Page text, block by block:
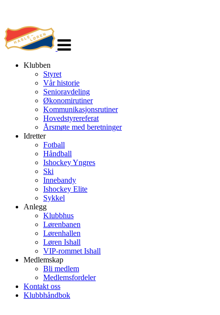
navigasjon
Klubben
Styret
Vår historie
Senioravdeling
Økonomirutiner
Kommunikasjonsrutiner
Hovedstyrereferat
Årsmøte med beretninger
Idretter
Fotball
Håndball
Ishockey Yngres
Ski
Innebandy
Ishockey Elite
Sykkel
Anlegg
Klubbhus
Lørenbanen
Lørenhallen
Løren Ishall
VIP-rommet Ishall
Medlemskap
Bli medlem
Medlemsfordeler
Kontakt oss
Klubbhåndbok